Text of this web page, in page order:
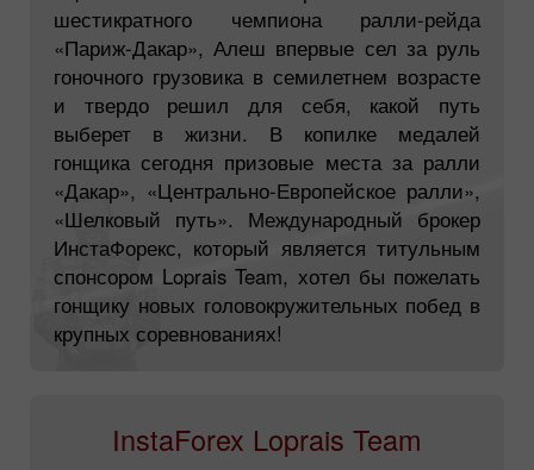
шестикратного чемпиона ралли-рейда
«Париж-Дакар», Алеш впервые сел за руль
гоночного грузовика в семилетнем возрасте
и твердо решил для себя, какой путь
выберет в жизни. В копилке медалей
гонщика сегодня призовые места за ралли
«Дакар», «Центрально-Европейское ралли»,
«Шелковый путь». Международный брокер
ИнстаФорекс, который является титульным
спонсором Loprais Team, хотел бы пожелать
гонщику новых головокружительных побед в
крупных соревнованиях!
InstaForex Loprais Team